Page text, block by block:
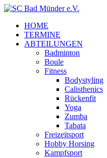
HOME
TERMINE
ABTEILUNGEN
Badminton
Boule
Fitness
Bodystyling
Calisthenics
Rückenfit
Yoga
Zumba
Tabata
Freizeitsport
Hobby Horsing
Kampfsport